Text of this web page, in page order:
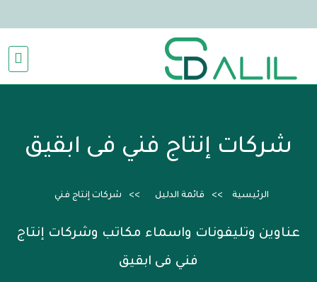
شركات إنتاج فني فى ابقيق
الرئيسية قائمة الدليل شركات إنتاج فني
عناوين وتليفونات واسماء مكاتب وشركات إنتاج
فني فى ابقيق